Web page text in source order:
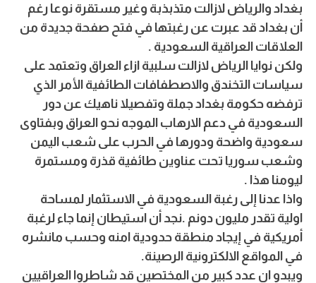
بغداد والرياض لازالت متذبذبة وغير مستقرة نوعا رغم
أن بغداد قد عبرت عن رغبتها في فتح صفحة جديدة من
العلاقات العراقية السعودية .
ولكن نوايا الرياض لازالت سلبية ازاء العراق وتعتمد على
سياسات التخندق والاصطفافات الطائفية الأمر الذي
ترفضه حكومة بغداد جملة وتفصيلا ناهيك عن دور
السعودية في دعم الارهاب الموجه نحو العراق وبفتاوى
سعودية واضحة ودورها في الحرب على شعب اليمن
وشعب سوريا تحت عناوين طائفية قذرة ومستمرة
ليومنا هذا .
واذا عدنا إلى رغبة السعودية في الاستثمار لمساحة
اولية تقدر مليون دونم .نجد أن استيطان إنما جاء لرغبة
أمريكية في إيجاد منطقة حدودية امنه وحسب مانشره
في المواقع الالكترونية الرصينة.
ويبدو ان عدد كبير من المختصين قد شاطروا العراقيين